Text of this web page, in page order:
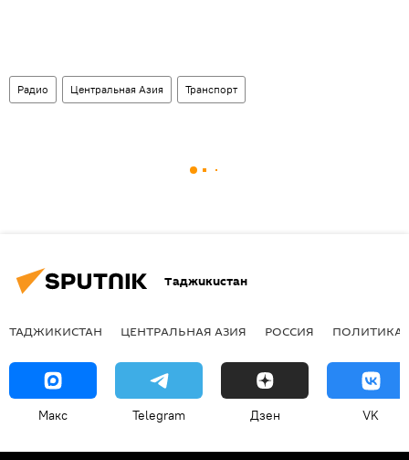
Радио Центральная Азия Транспорт
Таджикистан
ТАДЖИКИСТАН ЦЕНТРАЛЬНАЯ АЗИЯ РОССИЯ ПОЛИТИКА
Макс Telegram Дзен VK